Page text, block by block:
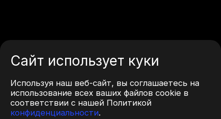
Сайт использует куки
Используя наш веб-сайт, вы соглашаетесь на
использование всех ваших файлов cookie в
соответствии с нашей Политикой
конфиденциальности.